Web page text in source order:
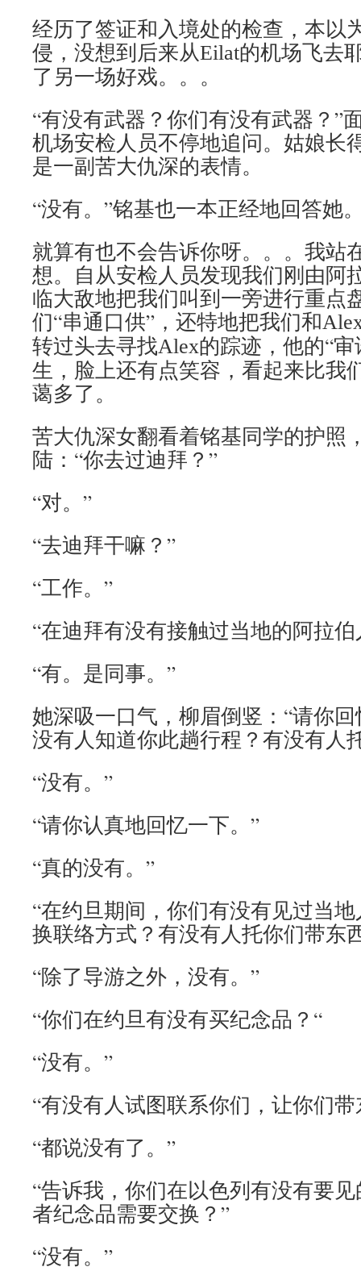
经历了签证和入境处的检查，本以
侵，没想到后来从Eilat的机场飞去
了另一场好戏。。。
“有没有武器？你们有没有武器？”
机场安检人员不停地追问。姑娘长
是一副苦大仇深的表情。
“没有。”铭基也一本正经地回答她
就算有也不会告诉你呀。。。我站
想。自从安检人员发现我们刚由阿
临大敌地把我们叫到一旁进行重点
们“串通口供”，还特地把我们和
转过头去寻找Alex的踪迹，他的“
生，脸上还有点笑容，看起来比我
蔼多了。
苦大仇深女翻看着铭基同学的护照
陆：“你去过迪拜？”
“对。”
“去迪拜干嘛？”
“工作。”
“在迪拜有没有接触过当地的阿拉伯
“有。是同事。”
她深吸一口气，柳眉倒竖：“请你
没有人知道你此趟行程？有没有人
“没有。”
“请你认真地回忆一下。”
“真的没有。”
“在约旦期间，你们有没有见过当
换联络方式？有没有人托你们带东
“除了导游之外，没有。”
“你们在约旦有没有买纪念品？“
“没有。”
“有没有人试图联系你们，让你们
“都说没有了。”
“告诉我，你们在以色列有没有要
者纪念品需要交换？”
“没有。”